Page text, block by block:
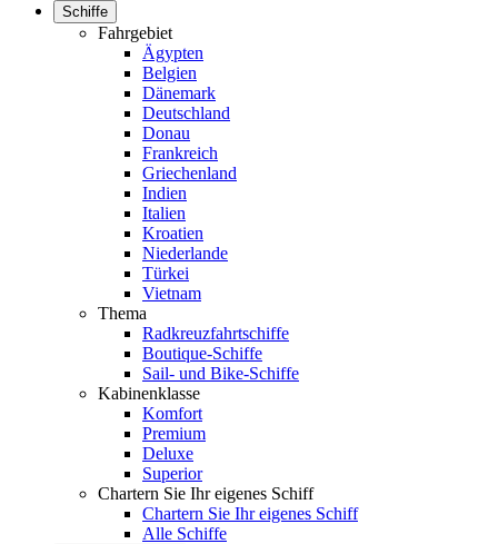
Schiffe
Fahrgebiet
Ägypten
Belgien
Dänemark
Deutschland
Donau
Frankreich
Griechenland
Indien
Italien
Kroatien
Niederlande
Türkei
Vietnam
Thema
Radkreuzfahrtschiffe
Boutique-Schiffe
Sail- und Bike-Schiffe
Kabinenklasse
Komfort
Premium
Deluxe
Superior
Chartern Sie Ihr eigenes Schiff
Chartern Sie Ihr eigenes Schiff
Alle Schiffe